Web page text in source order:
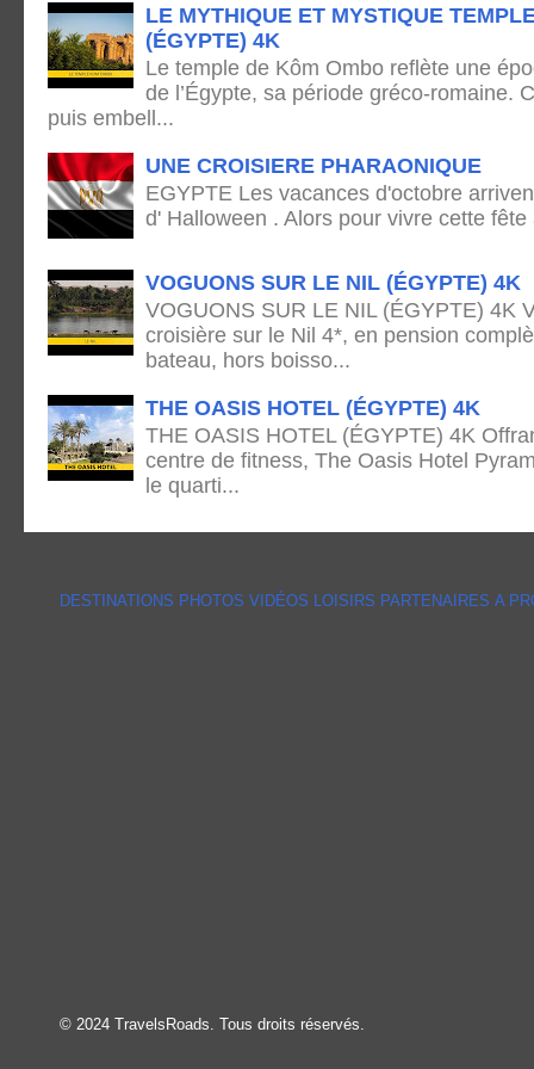
LE MYTHIQUE ET MYSTIQUE
(ÉGYPTE) 4K
Le temple de Kôm Ombo reflète une
de l’Égypte, sa période gréco-romaine.
puis embell...
UNE CROISIERE PHARAONIQUE
EGYPTE Les vacances d'octobre
d' Halloween . Alors pour vivre cette
VOGUONS SUR LE NIL (ÉGYPTE) 4K
VOGUONS SUR LE NIL (ÉGYPTE) 4K
croisière sur le Nil 4*, en pension
bateau, hors boisso...
THE OASIS HOTEL (ÉGYPTE) 4K
THE OASIS HOTEL (ÉGYPTE) 4K
centre de fitness, The Oasis Hotel
le quarti...
DESTINATIONS PHOTOS VIDÉOS LOISIRS PARTENAIRES A
© 2024 TravelsRoads. Tous droits réservés.